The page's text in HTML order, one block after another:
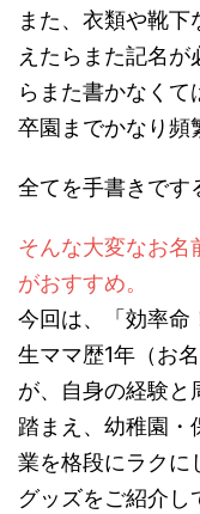
また、衣類や靴
えたらまた記名
らまた書かなくて
卒園までかなり頻
全てを手書きで
そんな大変なお名
がおすすめ。
今回は、「効率命
生ママ歴1年（お
が、自身の経験と
踏まえ、幼稚園・
業を格段にラクに
グッズをご紹介し